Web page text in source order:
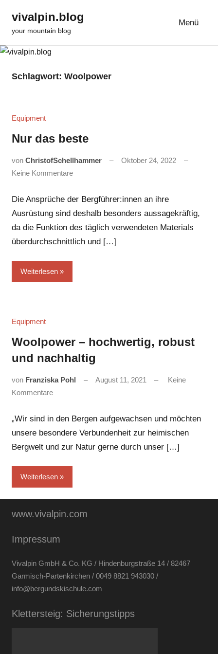
Inhalt
springen
vivalpin.blog
your mountain blog
Menü
Schlagwort: Woolpower
Equipment
Nur das beste
von ChristofSchellhammer
Oktober 24, 2022
Keine Kommentare
Die Ansprüche der Bergführer:innen an ihre
Ausrüstung sind deshalb besonders aussagekräftig,
da die Funktion des täglich verwendeten Materials
überdurchschnittlich und […]
Weiterlesen
Equipment
Woolpower – hochwertig, robust
und nachhaltig
von Franziska Pohl August 11, 2021
Keine
Kommentare
„Wir sind in den Bergen aufgewachsen und möchten
unsere besondere Verbundenheit zur heimischen
Bergwelt und zur Natur gerne durch unser […]
Weiterlesen
www.vivalpin.com
Impressum
Vivalpin GmbH & Co. KG / Hindenburgstraße 14 / 82467
Garmisch-Partenkirchen / 0049 8821 943030 /
info@bergundskischule.com
Klettersteig: Sicherungstipps